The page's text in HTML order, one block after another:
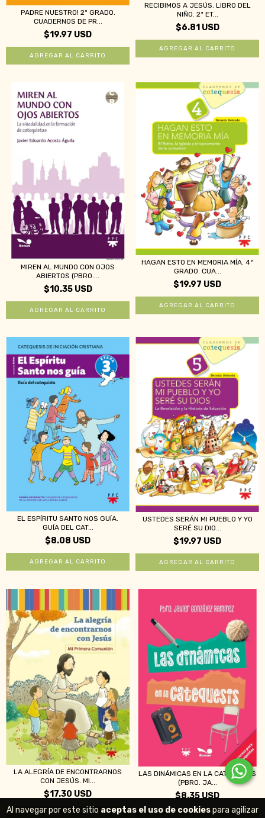
Al navegar por este sitio aceptas el uso de cookiespara agilizar
PADRE NUESTRO! 2º GRADO.
CUADERNOS DE PR...
$19.97 USD
RECIBIMOS A JESÚS. LIBRO DEL
NIÑO. 2ª ET...
$6.81 USD
MIREN AL MUNDO CON OJOS
ABIERTOS (PBRO....
$10.35 USD
HAGAN ESTO EN MEMORIA MÍA. 4º
GRADO. CUA...
$19.97 USD
EL ESPÍRITU SANTO NOS GUÍA.
GUÍA DEL CAT...
$8.08 USD
USTEDES SERÁN MI PUEBLO Y YO
SERÉ SU DIO...
$19.97 USD
LA ALEGRÍA DE ENCONTRARNOS
CON JESÚS. MI...
$17.30 USD
LAS DINÁMICAS EN LA CATEQUESIS
(PBRO. JA...
$8.35 USD